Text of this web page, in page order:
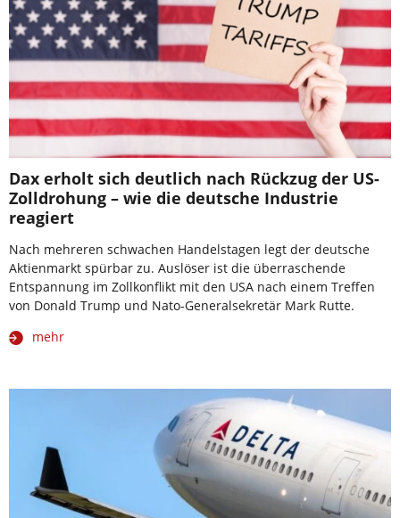
Dax erholt sich deutlich nach Rückzug der US-
Zolldrohung – wie die deutsche Industrie
reagiert
Nach mehreren schwachen Handelstagen legt der deutsche
Aktienmarkt spürbar zu. Auslöser ist die überraschende
Entspannung im Zollkonflikt mit den USA nach einem Treffen
von Donald Trump und Nato-Generalsekretär Mark Rutte.
mehr